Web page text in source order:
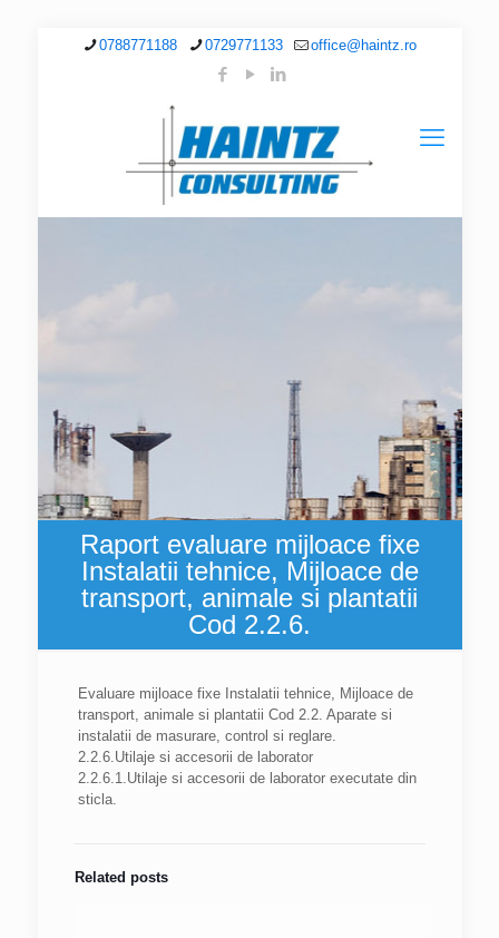
0788771188 0729771133 office@haintz.ro
Raport evaluare mijloace fixe
Instalatii tehnice, Mijloace de
transport, animale si plantatii
Cod 2.2.6.
Evaluare mijloace fixe Instalatii tehnice, Mijloace de
transport, animale si plantatii Cod 2.2. Aparate si
instalatii de masurare, control si reglare.
2.2.6.Utilaje si accesorii de laborator
2.2.6.1.Utilaje si accesorii de laborator executate din
sticla.
Related posts